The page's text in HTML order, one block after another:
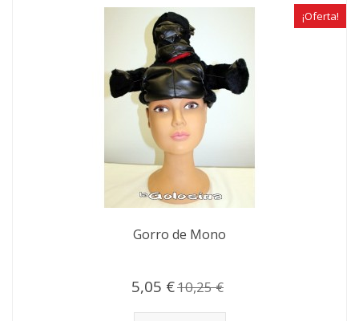
¡Oferta!
Gorro de Mono
5,05 €10,25 €